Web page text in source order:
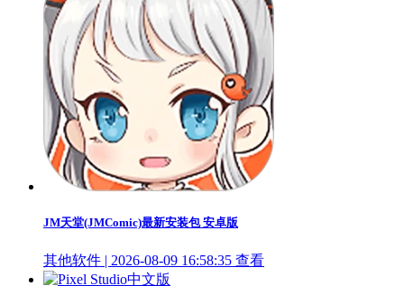
JM天堂(JMComic)最新安装包 安卓版
其他软件 | 2026-08-09 16:58:35 查看